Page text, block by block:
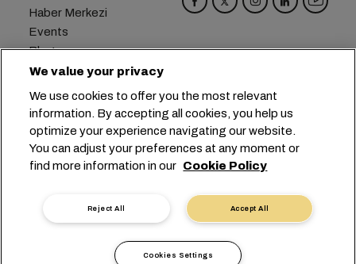
Haber Merkezi
Events
Blog
Kariyer
Tercih Merkezi
Genel Merkez: +41 227038888
info@msc.com
Chemin Rieu 12, 1208 Geneva
Switzerland
Çerez Ayarları Veri Gizliliği
Kişisel Veri Talebi
Kullanım Şartları
Taşıyıcının Hüküm ve Koşulları
AB Taahhütleri
İş Etiği
Sertifikalar
Speak Up Line
We value your privacy
We use cookies to offer you the most relevant
information. By accepting all cookies, you help us
optimize your experience navigating our website.
You can adjust your preferences at any moment or
find more information in our Cookie Policy
Accept All
Reject All
Cookies Settings